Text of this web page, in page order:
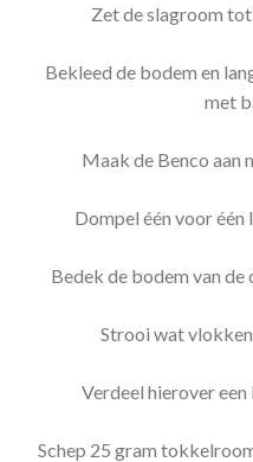
Zet de slagroom
Bekleed de bodem en
met
Maak de Benco aan
Dompel één voor één
Bedek de bodem van de
Strooi wat vlokken
Verdeel hierover
Schep 25 gram